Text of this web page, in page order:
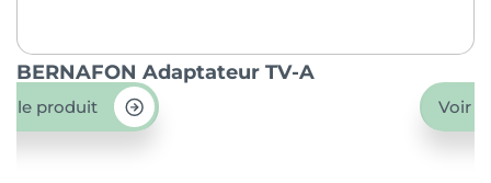
BERNAFON Adaptateur TV-A
le produit Voir